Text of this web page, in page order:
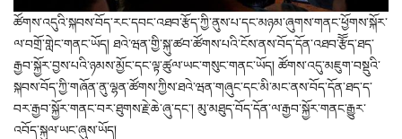
ཚོགས་འདུའི་སྐབས་བོད་རང་དབང་འཐབ་རྩོད་ཀྱི་ནུས་པ་དང་མཉམ་ཞུགས་གནང་ཕྱོགས་སྐོར་
ལ་བགྲོ་གླེང་གནང་ཡོད། ཐའེ་ཝན་གྱི་སྐུ་ཚབ་ཚོགས་པའི་ངོས་ནས་བོད་དོན་འཐབ་རྩོོད་ཐད་
རྒྱབ་སྐྱོར་བྱས་པའི་ཉམས་མྱོང་དང་ལྟ་ཚུལ་ཡང་གསུང་གནང་ཡོད། ཚོགས་འདུ་མཇུག་བསྡུའི་
སྐབས་བོད་ཀྱི་གཞོན་ནུ་ལྷན་ཚོགས་ཀྱིས་ཐའེ་ཝན་གཞུང་དང་མི་མང་ནས་བོད་དོན་ཐད་ད་
བར་རྒྱབ་སྐྱོར་གནང་བར་ཐུགས་རྗེ་ཆེ་ཞུ་དང་། མུ་མཐུད་བོད་དོན་ལ་རྒྱབ་སྐྱོར་གནང་རྒྱུར་
འབོད་སྐུལ་ཡང་ཞུས་ཡོད།